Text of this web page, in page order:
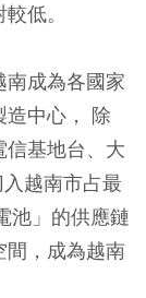
低。
成為各國家
造中心， 除
信基地台、大
越南市占最
池」的供應鏈
間，成為越南